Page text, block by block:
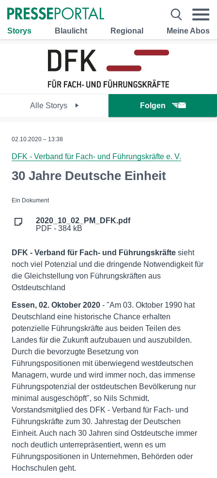
Storys Blaulicht Regional Meine Abos
Alle Storys Folgen
02.10.2020 – 13:38
DFK - Verband für Fach- und Führungskräfte e. V.
30 Jahre Deutsche Einheit
Ein Dokument
2020_10_02_PM_DFK.pdf
PDF - 384 kB
DFK - Verband für Fach- und Führungskräfte sieht
noch viel Potenzial und die dringende Notwendigkeit für
die Gleichstellung von Führungskräften aus
Ostdeutschland
Essen, 02. Oktober 2020 - "Am 03. Oktober 1990 hat
Deutschland eine historische Chance erhalten
potenzielle Führungskräfte aus beiden Teilen des
Landes für die Zukunft aufzubauen und auszubilden.
Durch die bevorzugte Besetzung von
Führungspositionen mit überwiegend westdeutschen
Managern, wurde und wird immer noch, das immense
Führungspotenzial der ostdeutschen Bevölkerung nur
minimal ausgeschöpft", so Nils Schmidt,
Vorstandsmitglied des DFK - Verband für Fach- und
Führungskräfte zum 30. Jahrestag der Deutschen
Einheit. Auch nach 30 Jahren sind Ostdeutsche immer
noch deutlich unterrepräsentiert, wenn es um
Führungspositionen in Unternehmen, Behörden oder
Hochschulen geht.